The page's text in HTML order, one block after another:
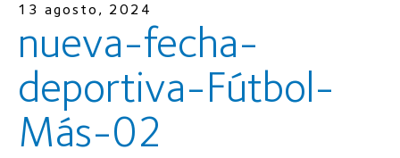
13 agosto, 2024
nueva-fecha-
deportiva-Fútbol-
Más-02